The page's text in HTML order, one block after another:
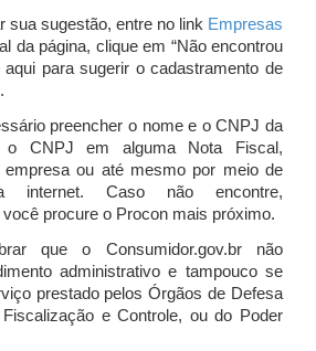
sua sugestão, entre no link Empresas
da página, clique em “Não encontrou
para sugerir o cadastramento de
preencher o nome e o CNPJ da
o CNPJ em alguma Nota Fiscal,
empresa ou até mesmo por meio de
internet. Caso não encontre,
procure o Procon mais próximo.
que o Consumidor.gov.br não
administrativo e tampouco se
prestado pelos Órgãos de Defesa
e Controle, ou do Poder